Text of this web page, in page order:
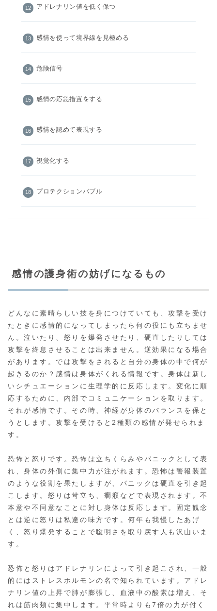
アドレナリン値を低く保つ
感情を使って境界線を見極める
危険信号
感情の応急措置をする
感情を認めて表現する
視覚化する
プロテクションバブル
感情の護身術の妨げになるもの
どんなに素晴らしい技を身につけていても、攻撃を受け
たときに感情的になってしまったら何の役にも立ちませ
ん。泣いたり、怒りを爆発させたり、硬直したりしては
攻撃を終息させることは出来ません。逆効果になる場合
があります。では攻撃をされると自分の身体の中で何が
起きるのか？感情は身体がくれる情報です。身体は新し
いシチュエーションに生理学的に反応します。変化に順
応するために、内部でコミュニケーションを取ります。
それが感情です。その時、神経が身体のバランスを保と
うとします。攻撃を受けると2種類の感情が発せられま
す。
恐怖と怒りです。恐怖は立ちくらみやパニックとして表
れ、身体の外側に集中力が注がれます。恐怖は警報装置
のような役割を果たしますが、パニックは硬直を引き起
こします。怒りは苛立ち、癇癪などで表現されます。不
本意や不同意なことに対し身体は反応します。固定観念
とは逆に怒りは私達の味方です。何年も我慢したあげ
く、怒り爆発することで聡明さを取り戻す人も沢山いま
す。
恐怖と怒りはアドレナリンによって引き起こされ、一般
的にはストレスホルモンの名で知られています。アドレ
ナリン値の上昇で肺が膨張し、血液中の酸素は増え、そ
れは筋肉類に集中します。平常時よりも7倍の力が付く